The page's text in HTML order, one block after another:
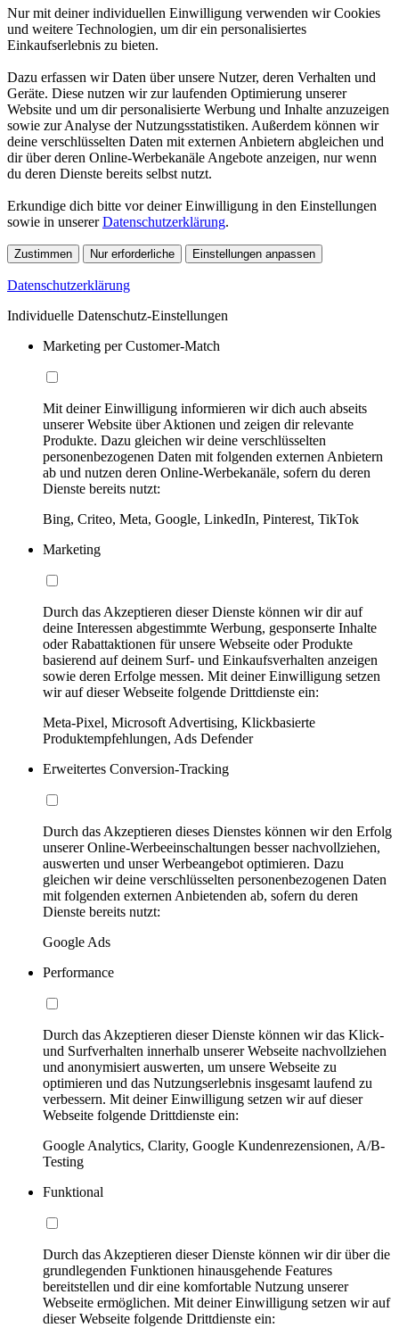
Nur mit deiner individuellen Einwilligung verwenden wir Cookies
und weitere Technologien, um dir ein personalisiertes
Einkaufserlebnis zu bieten.
Dazu erfassen wir Daten über unsere Nutzer, deren Verhalten und
Geräte. Diese nutzen wir zur laufenden Optimierung unserer
Website und um dir personalisierte Werbung und Inhalte anzuzeigen
sowie zur Analyse der Nutzungsstatistiken. Außerdem können wir
deine verschlüsselten Daten mit externen Anbietern abgleichen und
dir über deren Online-Werbekanäle Angebote anzeigen, nur wenn
du deren Dienste bereits selbst nutzt.
Erkundige dich bitte vor deiner Einwilligung in den Einstellungen
sowie in unsererDatenschutzerklärung.
Zustimmen Nur erforderliche Einstellungen anpassen
Datenschutzerklärung
Individuelle Datenschutz-Einstellungen
Marketing per Customer-Match
Mit deiner Einwilligung informieren wir dich auch abseits
unserer Website über Aktionen und zeigen dir relevante
Produkte. Dazu gleichen wir deine verschlüsselten
personenbezogenen Daten mit folgenden externen Anbietern
ab und nutzen deren Online-Werbekanäle, sofern du deren
Dienste bereits nutzt:
Bing, Criteo, Meta, Google, LinkedIn, Pinterest, TikTok
Marketing
Durch das Akzeptieren dieser Dienste können wir dir auf
deine Interessen abgestimmte Werbung, gesponserte Inhalte
oder Rabattaktionen für unsere Webseite oder Produkte
basierend auf deinem Surf- und Einkaufsverhalten anzeigen
sowie deren Erfolge messen. Mit deiner Einwilligung setzen
wir auf dieser Webseite folgende Drittdienste ein:
Meta-Pixel, Microsoft Advertising, Klickbasierte
Produktempfehlungen, Ads Defender
Erweitertes Conversion-Tracking
Durch das Akzeptieren dieses Dienstes können wir den Erfolg
unserer Online-Werbeeinschaltungen besser nachvollziehen,
auswerten und unser Werbeangebot optimieren. Dazu
gleichen wir deine verschlüsselten personenbezogenen Daten
mit folgenden externen Anbietenden ab, sofern du deren
Dienste bereits nutzt:
Google Ads
Performance
Durch das Akzeptieren dieser Dienste können wir das Klick-
und Surfverhalten innerhalb unserer Webseite nachvollziehen
und anonymisiert auswerten, um unsere Webseite zu
optimieren und das Nutzungserlebnis insgesamt laufend zu
verbessern. Mit deiner Einwilligung setzen wir auf dieser
Webseite folgende Drittdienste ein:
Google Analytics, Clarity, Google Kundenrezensionen, A/B-
Testing
Funktional
Durch das Akzeptieren dieser Dienste können wir dir über die
grundlegenden Funktionen hinausgehende Features
bereitstellen und dir eine komfortable Nutzung unserer
Webseite ermöglichen. Mit deiner Einwilligung setzen wir auf
dieser Webseite folgende Drittdienste ein: